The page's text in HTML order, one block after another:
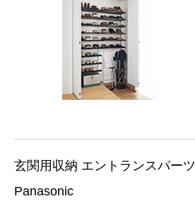
玄関用収納 エントランスパーツ
Panasonic